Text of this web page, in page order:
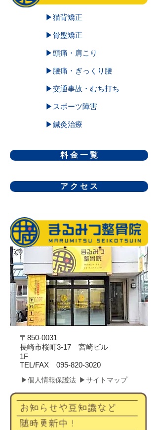
▶猫背矯正
▶骨盤矯正
▶頭痛・肩こり
▶腰痛・ぎっくり腰
▶交通事故・むち打ち
▶スポーツ障害
▶鍼灸治療
料 金 一 覧
ア ク セ ス
〒850-0031
長崎市桜町3-17 宮崎ビル
1F
​TEL/FAX 095-820-3020
▶個人情報保護法 ▶サイトマップ